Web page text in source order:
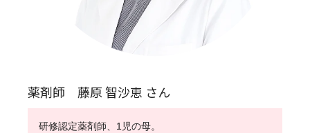
薬剤師 藤原 智沙恵 さん
研修認定薬剤師、1児の母。